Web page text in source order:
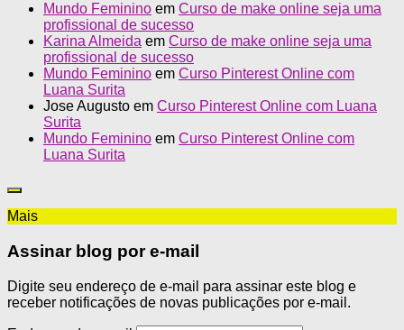
Mundo Feminino em Curso de make online seja uma
profissional de sucesso
Karina Almeida em Curso de make online seja uma
profissional de sucesso
Mundo Feminino em Curso Pinterest Online com
Luana Surita
Jose Augusto em Curso Pinterest Online com Luana
Surita
Mundo Feminino em Curso Pinterest Online com
Luana Surita
Mais
Assinar blog por e-mail
Digite seu endereço de e-mail para assinar este blog e
receber notificações de novas publicações por e-mail.